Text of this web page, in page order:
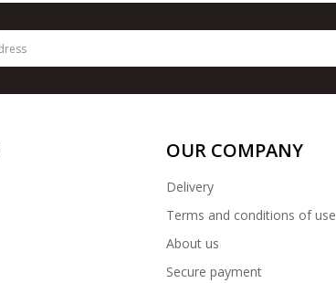
OUR COMPANY
Delivery
Terms and conditions of use
About us
Secure payment